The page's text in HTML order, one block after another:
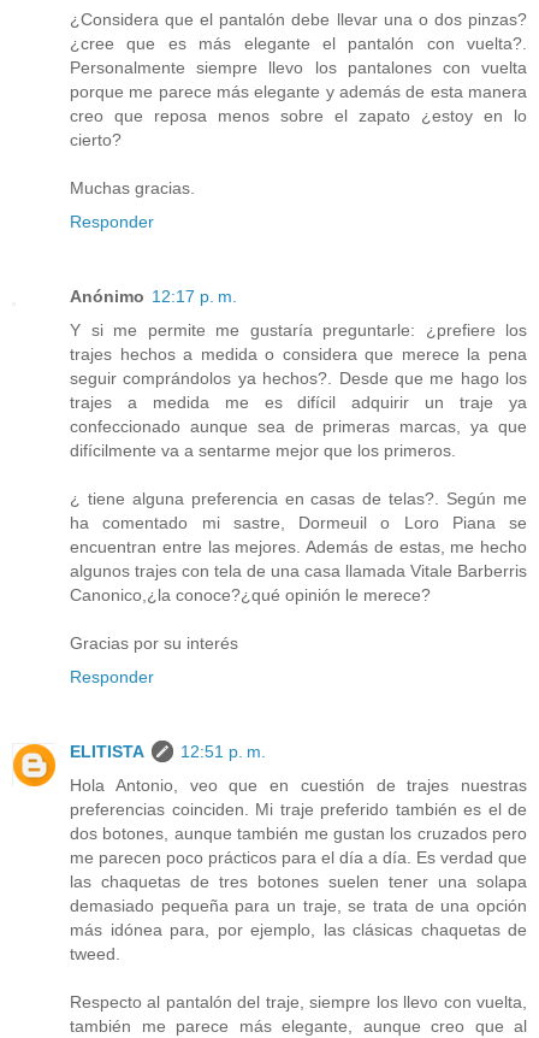
¿Considera que el pantalón debe llevar una o dos pinzas?
¿cree que es más elegante el pantalón con vuelta?.
Personalmente siempre llevo los pantalones con vuelta
porque me parece más elegante y además de esta manera
creo que reposa menos sobre el zapato ¿estoy en lo
cierto?
Muchas gracias.
Responder
Anónimo 12:17 p. m.
Y si me permite me gustaría preguntarle: ¿prefiere los
trajes hechos a medida o considera que merece la pena
seguir comprándolos ya hechos?. Desde que me hago los
trajes a medida me es difícil adquirir un traje ya
confeccionado aunque sea de primeras marcas, ya que
difícilmente va a sentarme mejor que los primeros.
¿ tiene alguna preferencia en casas de telas?. Según me
ha comentado mi sastre, Dormeuil o Loro Piana se
encuentran entre las mejores. Además de estas, me hecho
algunos trajes con tela de una casa llamada Vitale Barberris
Canonico,¿la conoce?¿qué opinión le merece?
Gracias por su interés
Responder
ELITISTA
12:51 p. m.
Hola Antonio, veo que en cuestión de trajes nuestras
preferencias coinciden. Mi traje preferido también es el de
dos botones, aunque también me gustan los cruzados pero
me parecen poco prácticos para el día a día. Es verdad que
las chaquetas de tres botones suelen tener una solapa
demasiado pequeña para un traje, se trata de una opción
más idónea para, por ejemplo, las clásicas chaquetas de
tweed.
Respecto al pantalón del traje, siempre los llevo con vuelta,
también me parece más elegante, aunque creo que al